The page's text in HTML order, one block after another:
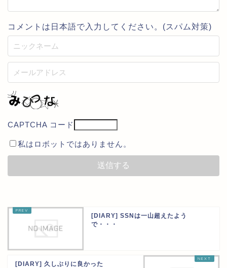
コメントは日本語で入力してください。(スパム対策)
CAPTCHA コード
私はロボットではありません。
[DIARY] SSNは一山超えたよう
で・・・
[DIARY] 久しぶりに良かった